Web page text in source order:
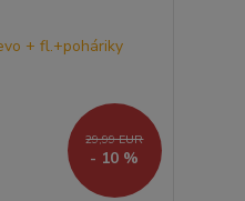
29,99 EUR
- 10 %